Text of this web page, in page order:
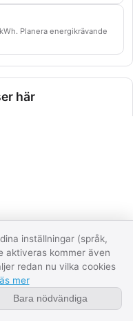
Planera energikrävande
här
börs.
priset för pågående
visar dygnets priser
så snart
och förbrukning
inställningar (språk,
aktiveras kommer även
redan nu vilka cookies
mer
Bara nödvändiga